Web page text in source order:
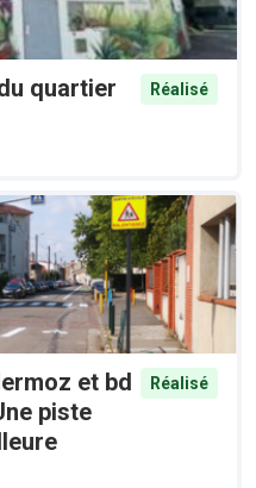
quartier
Réalisé
et bd
piste
Réalisé